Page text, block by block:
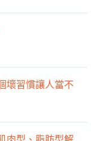
壞習慣讓人當不